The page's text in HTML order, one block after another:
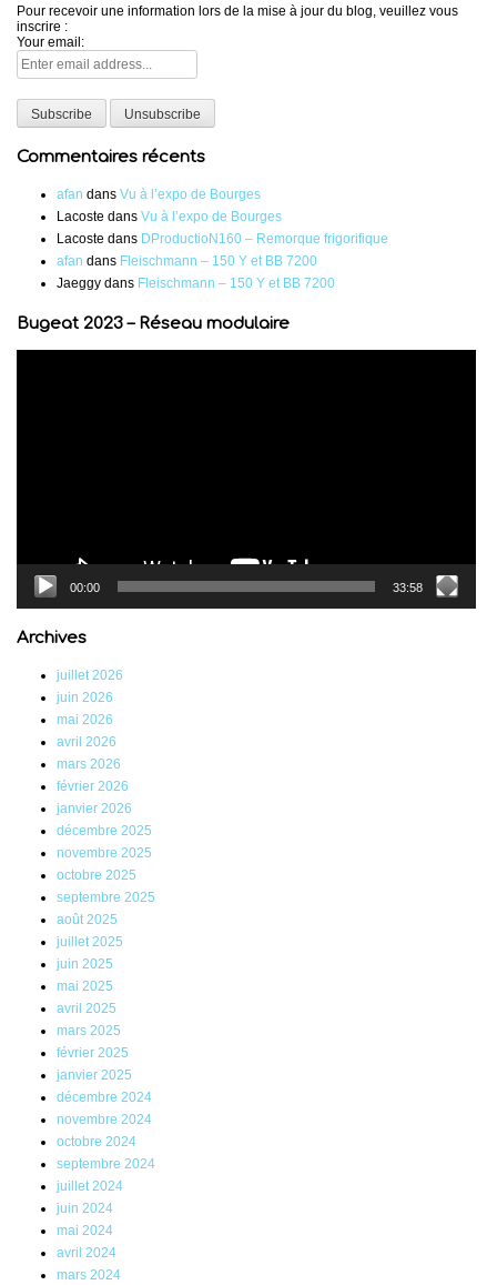
Pour recevoir une information lors de la mise à jour du blog, veuillez vous
inscrire :
Your email:
Commentaires récents
afan dans Vu à l’expo de Bourges
Lacoste dans Vu à l’expo de Bourges
Lacoste dans DProductioN160 – Remorque frigorifique
afan dans Fleischmann – 150 Y et BB 7200
Jaeggy dans Fleischmann – 150 Y et BB 7200
Bugeat 2023 – Réseau modulaire
00:00 33:58
Archives
juillet 2026
juin 2026
mai 2026
avril 2026
mars 2026
février 2026
janvier 2026
décembre 2025
novembre 2025
octobre 2025
septembre 2025
août 2025
juillet 2025
juin 2025
mai 2025
avril 2025
mars 2025
février 2025
janvier 2025
décembre 2024
novembre 2024
octobre 2024
septembre 2024
juillet 2024
juin 2024
mai 2024
avril 2024
mars 2024